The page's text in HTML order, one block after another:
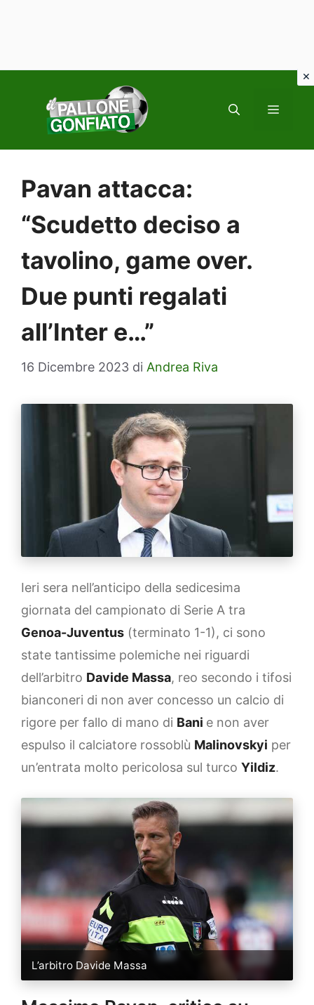
contenuto
MENU
Pavan attacca:
“Scudetto deciso a
tavolino, game over.
Due punti regalati
all’Inter e…”
16 Dicembre 2023 di Andrea Riva
Ieri sera nell’anticipo della sedicesima
giornata del campionato di Serie A tra
Genoa-Juventus (terminato 1-1), ci sono
state tantissime polemiche nei riguardi
dell’arbitro Davide Massa, reo secondo i tifosi
bianconeri di non aver concesso un calcio di
rigore per fallo di mano di Bani e non aver
espulso il calciatore rossoblù Malinovskyi per
un’entrata molto pericolosa sul turco Yildiz.
L’arbitro Davide Massa